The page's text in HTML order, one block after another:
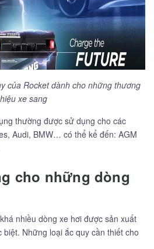
của Rocket dành cho những thương
hiệu xe sang
thường được sử dụng cho các
Audi, BMW… có thể kể đến: AGM
cho những dòng
nhiều dòng xe hơi được sản xuất
Những loại ắc quy cần thiết cho